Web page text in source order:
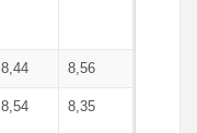
8,44 8,56
8,54 8,35